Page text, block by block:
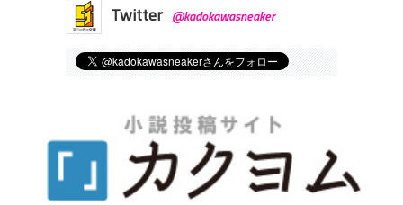
Twitter @kadokawasneaker